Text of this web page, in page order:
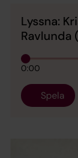
Lyssna:
Ravlunda
0:00
Spela